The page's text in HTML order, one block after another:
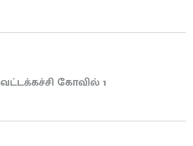
வட்டக்கச்சி கோவில் 1